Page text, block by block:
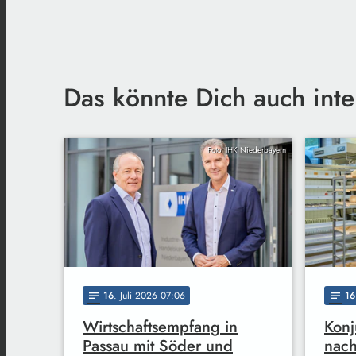
Das könnte Dich auch
Foto: IHK Niederbayern
notes 16. Juli 2026 07:06
Wirtschaftsempfang in
Passau mit Söder und
notes 16